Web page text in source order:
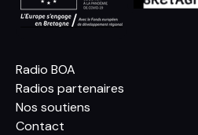
Radio BOA
Radios partenaires
Nos soutiens
Contact